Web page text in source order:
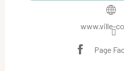
www.ville-
Page